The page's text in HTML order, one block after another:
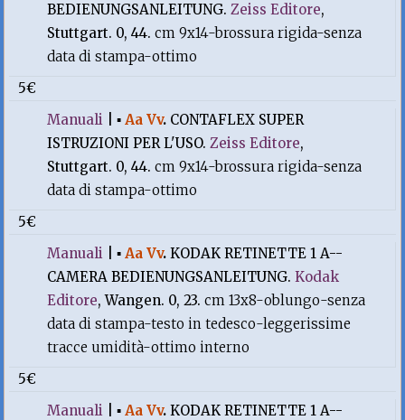
BEDIENUNGSANLEITUNG.Zeiss Editore,
Stuttgart. 0, 44.cm 9x14-brossura rigida-senza
data di stampa-ottimo
5€
Manuali |▪Aa Vv. CONTAFLEX SUPER
ISTRUZIONI PER L'USO.Zeiss Editore,
Stuttgart. 0, 44.cm 9x14-brossura rigida-senza
data di stampa-ottimo
5€
Manuali |▪Aa Vv.KODAK RETINETTE 1 A--
CAMERA BEDIENUNGSANLEITUNG.Kodak
Editore, Wangen. 0, 23.cm 13x8-oblungo-senza
data di stampa-testo in tedesco-leggerissime
tracce umidità-ottimo interno
5€
Manuali |▪Aa Vv.KODAK RETINETTE 1 A--